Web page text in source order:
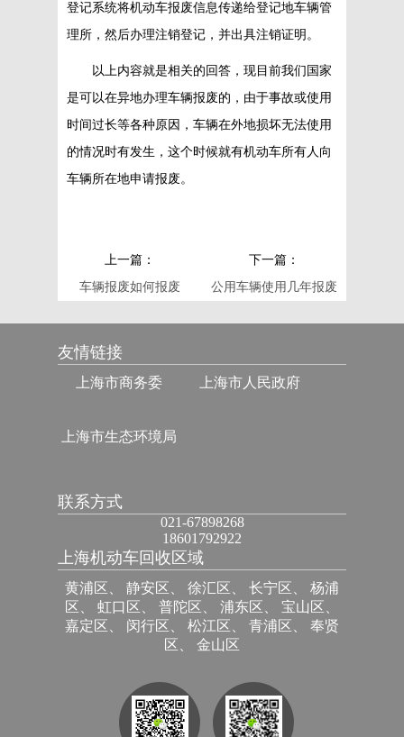
登记系统将机动车报废信息传递给登记地车辆管
理所，然后办理注销登记，并出具注销证明。
以上内容就是相关的回答，现目前我们国家
是可以在异地办理车辆报废的，由于事故或使用
时间过长等各种原因，车辆在外地损坏无法使用
的情况时有发生，这个时候就有机动车所有人向
车辆所在地申请报废。
上一篇：
车辆报废如何报废
下一篇：
公用车辆使用几年报废
友情链接
上海市商务委 上海市人民政府
上海市生态环境局
联系方式
021-67898268
18601792922
上海机动车回收区域
黄浦区、 静安区、 徐汇区、 长宁区、 杨浦
区、 虹口区、 普陀区、 浦东区、 宝山区、
嘉定区、 闵行区、 松江区、 青浦区、 奉贤
区、 金山区